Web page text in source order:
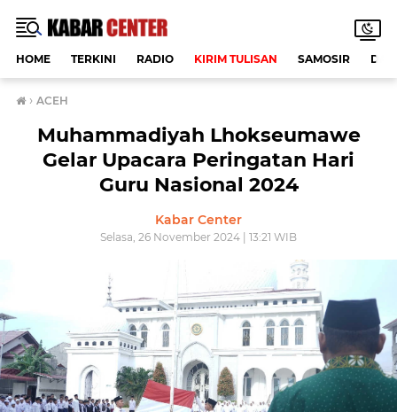
HOME TERKINI RADIO KIRIM TULISAN SAMOSIR
› ACEH
Muhammadiyah Lhokseumawe
Gelar Upacara Peringatan Hari
Guru Nasional 2024
Kabar Center
Selasa, 26 November 2024 | 13:21 WIB